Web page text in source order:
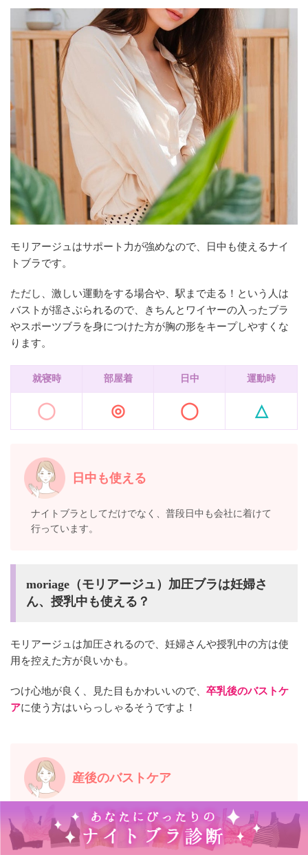
モリアージュはサポート力が強めなので、日中も使えるナイ
トブラです。
ただし、激しい運動をする場合や、駅まで走る！という人は
バストが揺さぶられるので、きちんとワイヤーの入ったブラ
やスポーツブラを身につけた方が胸の形をキープしやすくな
ります。
就寝時 部屋着 日中 運動時
◯ ◎ ◯ △
日中も使える
ナイトブラとしてだけでなく、普段日中も会社に着けて
行っています。
moriage（モリアージュ）加圧ブラは妊婦さ
ん、授乳中も使える？
モリアージュは加圧されるので、妊婦さんや授乳中の方は使
用を控えた方が良いかも。
つけ心地が良く、見た目もかわいいので、 卒乳後のバストケ
アに使う方はいらっしゃるそうですよ！
産後のバストケア
離れ乳や垂れ乳、産後のバストケアに持ってこいです。